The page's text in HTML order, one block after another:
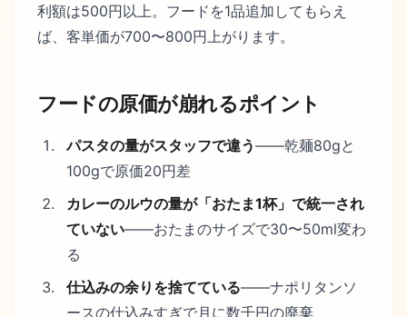
利額は500円以上。フードを1品追加してもらえ
ば、客単価が700〜800円上がります。
フードの原価が崩れるポイント
パスタの量がスタッフで違う——乾麺80gと
100gで原価20円差
カレーのルウの量が「おたま1杯」で統一され
ていない——おたまのサイズで30〜50ml変わ
る
仕込みの余りを捨てている——ナポリタンソ
ースの仕込みすぎで月に数千円の廃棄